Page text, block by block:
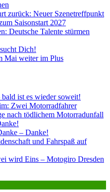
zurück: Neuer Szenetreffpunkt
Saisonstart 2027
Deutsche Talente stürmen
Dich!
Mai weiter im Plus
ist es wieder soweit!
Zwei Motorradfahrer
nach tödlichem Motorradunfall
– Danke!
und Fahrspaß auf
wird Eins – Motogiro Dresden